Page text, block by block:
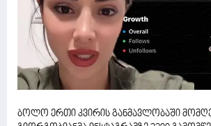
ბოლო ერთი კვირის განმავლობაში